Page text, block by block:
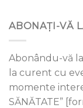
ABONAȚI-VĂ
Abonându-vă
la curent cu
momente
SĂNĂTATE”